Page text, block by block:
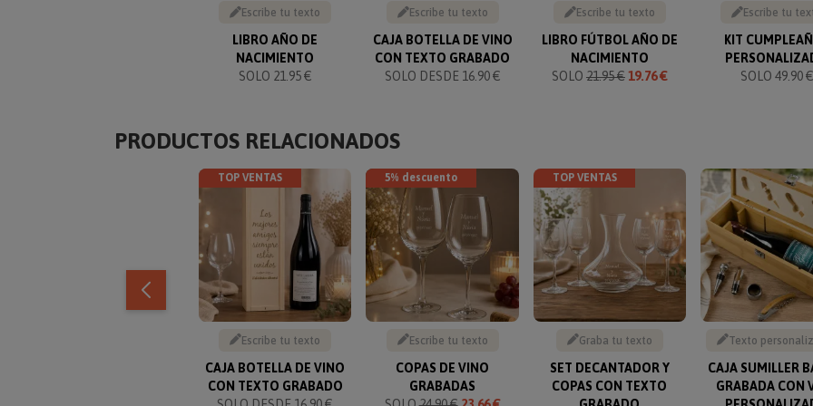
Escribe tu texto
LIBRO AÑO DE
NACIMIENTO
SOLO 21.95 €
Escribe tu texto
CAJA BOTELLA DE VINO
CON TEXTO GRABADO
SOLO DESDE 16.90 €
Escribe tu texto
LIBRO FÚTBOL AÑO DE
NACIMIENTO
SOLO 21.95 €19.76 €
Escribe tu
KIT
SOLO 49.90 €
PRODUCTOS RELACIONADOS
TOP VENTAS
Escribe tu texto
CAJA BOTELLA DE VINO
CON TEXTO GRABADO
5% descuento
Escribe tu texto
COPAS DE VINO
GRABADAS
TOP VENTAS
Graba tu texto
SET DECANTADOR Y
COPAS CON TEXTO
Texto
CAJA SUMILLER
GRABADA CON